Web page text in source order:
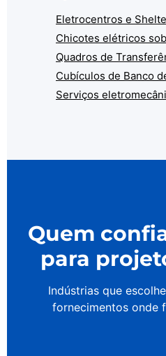
Eletrocentros e
Chicotes elétricos
Quadros de
Cubículos de Banco
Serviços
Quem
para
Indústrias que
fornecimentos onde